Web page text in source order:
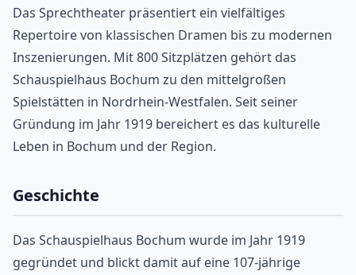
Das Sprechtheater präsentiert ein vielfältiges
Repertoire von klassischen Dramen bis zu modernen
Inszenierungen. Mit 800 Sitzplätzen gehört das
Schauspielhaus Bochum zu den mittelgroßen
Spielstätten in Nordrhein-Westfalen. Seit seiner
Gründung im Jahr 1919 bereichert es das kulturelle
Leben in Bochum und der Region.
Geschichte
Das Schauspielhaus Bochum wurde im Jahr 1919
gegründet und blickt damit auf eine 107-jährige